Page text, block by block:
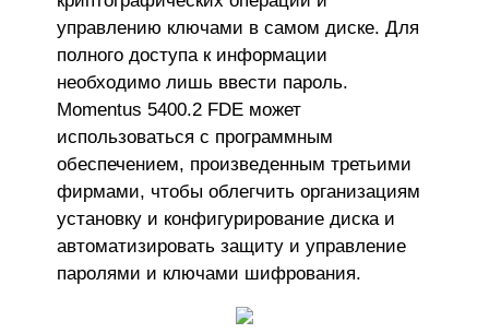
управлению ключами в самом диске. Для
полного доступа к информации
необходимо лишь ввести пароль.
Momentus 5400.2 FDE может
использоваться с программным
обеспечением, произведенным третьими
фирмами, чтобы облегчить организациям
установку и конфигурирование диска и
автоматизировать защиту и управление
паролями и ключами шифрования.